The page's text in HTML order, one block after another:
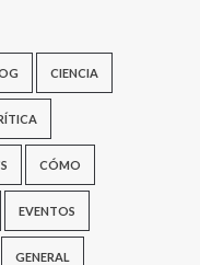
CIENCIA
CÓMO
EVENTOS
GENERAL